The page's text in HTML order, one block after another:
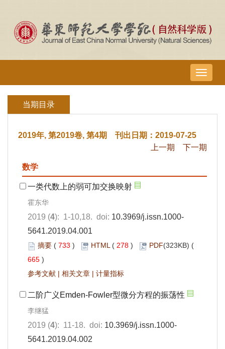
导
航
当期目录
2019年, 第2019卷, 第4期 刊出日期：2019-07-25
上一期
下一期
数学
一类代数上的弱可加交换映射
霍东华
2019 (4): 1-10,18. doi: 10.3969/j.issn.1000-
5641.2019.04.001
摘要 ( 733 ) HTML( 278 ) PDF(323KB) (
665 )
参考文献 | 相关文章 | 计量指标
二阶广义Emden-Fowler型微分方程的振荡性
李继猛
2019 (4): 11-18. doi: 10.3969/j.issn.1000-
5641.2019.04.002